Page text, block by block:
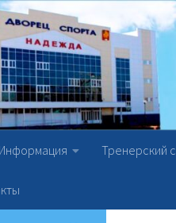
Информация Тренерский